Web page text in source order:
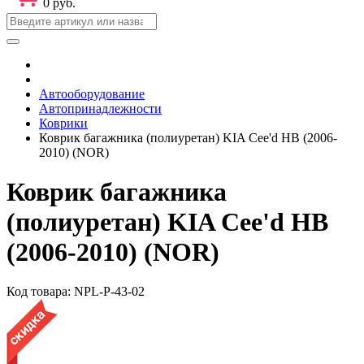
Автооборудование
Автопринадлежности
Коврики
Коврик багажника (полиуретан) KIA Cee'd HB (2006-
2010) (NOR)
Коврик багажника
(полиуретан) KIA Cee'd HB
(2006-2010) (NOR)
Код товара: NPL-P-43-02